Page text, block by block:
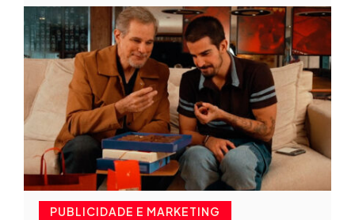
PUBLICIDADE E MARKETING